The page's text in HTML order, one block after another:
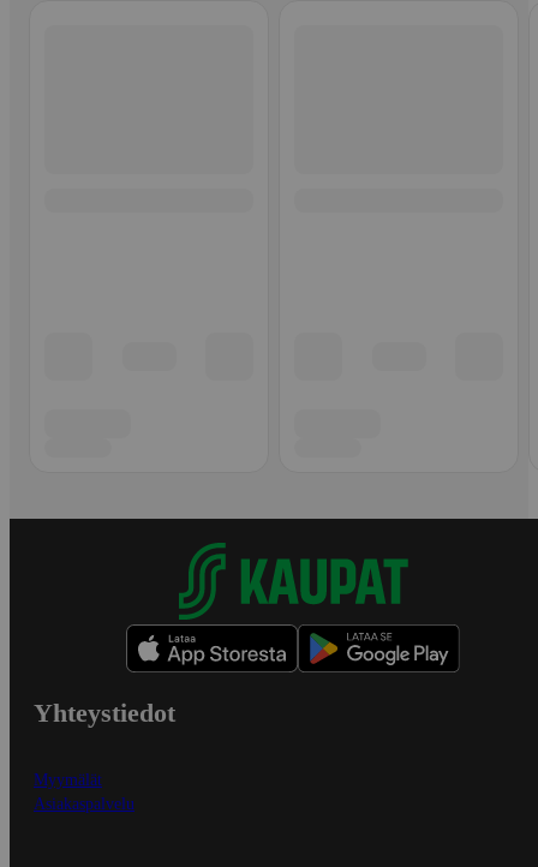
Yhteystiedot
Myymälät
Asiakaspalvelu